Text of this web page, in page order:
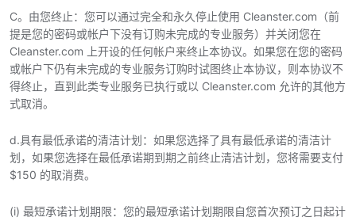
C。由您终止：您可以通过完全和永久停止使用 Cleanster.com（前
提是您的密码或帐户下没有订购未完成的专业服务）并关闭您在
Cleanster.com 上开设的任何帐户来终止本协议。如果您在您的密码
或帐户下仍有未完成的专业服务订购时试图终止本协议，则本协议不
得终止，直到此类专业服务已执行或以 Cleanster.com 允许的其他方
式取消。
d.具有最低承诺的清洁计划：如果您选择了具有最低承诺的清洁计
划，如果您选择在最低承诺期到期之前终止清洁计划，您将需要支付
$150 的取消费。
(i) 最短承诺计划期限：您的最短承诺计划期限自您首次预订之日起计